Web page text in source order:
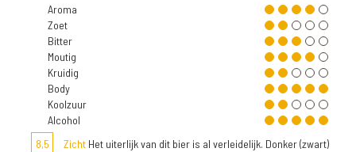
Aroma
Zoet
Bitter
Moutig
Kruidig
Body
Koolzuur
Alcohol
8,5
Zicht Het uiterlijk van dit bier is al verleidelijk. Donker (zwart)